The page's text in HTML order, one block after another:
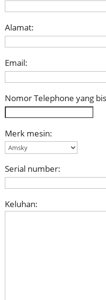
Alamat:
Email:
Nomor Telephone yang
Merk mesin:
Serial number:
Keluhan: